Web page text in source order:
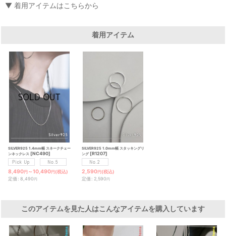
▼ 着用アイテムはこちらから
着用アイテム
SILVER925 1.4mm幅 スネークチェー
ンネックレス [NC490]
8,490円 ～10,490円 (税込)
定価 : 8,490円
SILVER925 1.0mm幅 スタッキングリ
ング [R1207]
2,590円 (税込)
定価 : 2,590円
このアイテムを見た人はこんなアイテムを購入しています